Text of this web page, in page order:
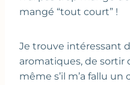
mangé “tout court” !
Je trouve intéressant
aromatiques, de sortir
même s’il m’a fallu